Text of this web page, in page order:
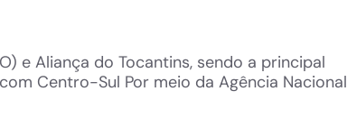
e Aliança do Tocantins, sendo a principal
Centro-Sul Por meio da Agência Nacional